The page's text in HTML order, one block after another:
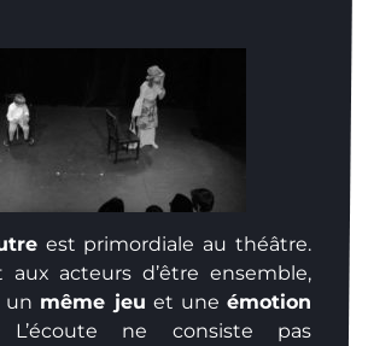
est primordiale au théâtre.
aux acteurs d’être ensemble,
un même jeu et uneémotion
ne consiste pas